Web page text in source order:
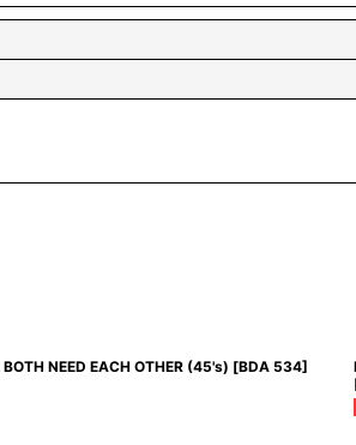
NEED EACH OTHER (45's) [BDA 534]